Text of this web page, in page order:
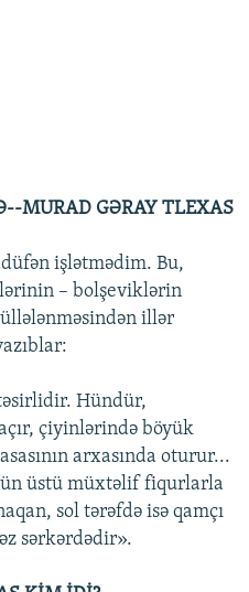
MURAD GƏRAY TLEXAS
işlətmədim. Bu,
– bolşeviklərin
illər
Hündür,
çiyinlərində böyük
arxasında oturur...
üstü müxtəlif fiqurlarla
sol tərəfdə isə qamçı
sərkərdədir».